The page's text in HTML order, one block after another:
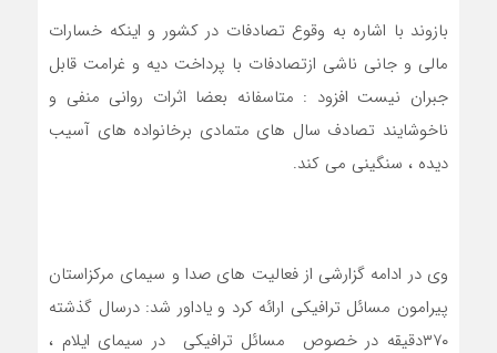
بازوند با اشاره به وقوع تصادفات در کشور و اینکه خسارات
مالی و جانی ناشی ازتصادفات با پرداخت دیه و غرامت قابل
جبران نیست افزود : متاسفانه بعضا اثرات روانی منفی و
ناخوشایند تصادف سال های متمادی برخانواده های آسیب
دیده ، سنگینی می کند.
وی در ادامه گزارشی از فعالیت های صدا و سیمای مرکزاستان
پیرامون مسائل ترافیکی ارائه کرد و یاداور شد: درسال گذشته
۳۷۰دقیقه در خصوص مسائل ترافیکی در سیمای ایلام ،